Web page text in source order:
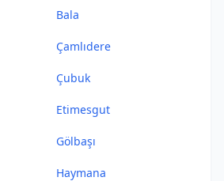
Bala
Çamlıdere
Çubuk
Etimesgut
Gölbaşı
Haymana